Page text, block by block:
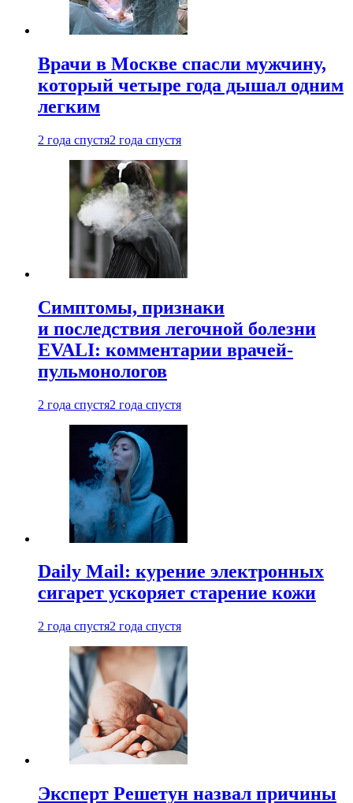
Врачи в Москве спасли мужчину,
который четыре года дышал одним
легким
2 года спустя2 года спустя
Симптомы, признаки
и последствия легочной болезни
EVALI: комментарии врачей-
пульмонологов
2 года спустя2 года спустя
Daily Mail: курение электронных
сигарет ускоряет старение кожи
2 года спустя2 года спустя
Эксперт Решетун назвал причины